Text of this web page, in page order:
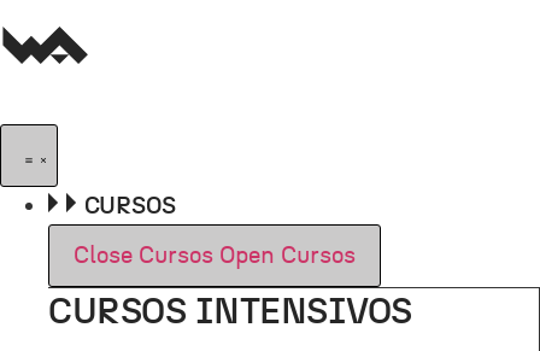
para
conteúdo
CURSOS
Close Cursos Open Cursos
CURSOS INTENSIVOS